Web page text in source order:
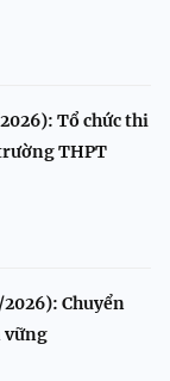
Tổ chức thi
THPT
Chuyển
vững